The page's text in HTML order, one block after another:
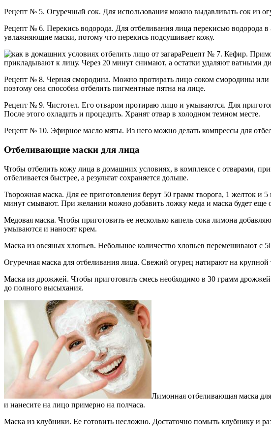
Рецепт № 5. Огуречный сок. Для использования можно выдавливать сок из
Рецепт № 6. Перекись водорода. Для отбеливания лица перекисью водорода
увлажняющие маски, потому что перекись подсушивает кожу.
Рецепт № 7. Кефир.
прикладывают к лицу. Через 20 минут снимают, а остатки удаляют ватными
Рецепт № 8. Черная смородина. Можно протирать лицо соком смородины
поэтому она способна отбелить пигментные пятна на лице.
Рецепт № 9. Чистотел. Его отваром протираю лицо и умываются. Для
После этого охладить и процедить. Хранят отвар в холодном темном месте.
Рецепт № 10. Эфирное масло мяты. Из него можно делать компрессы для
Отбеливающие маски для лица
Чтобы отбелить кожу лица в домашних условиях, в комплексе с отварами,
отбеливается быстрее, а результат сохраняется дольше.
Творожная маска. Для ее приготовления берут 50 грамм творога, 1 желток
минут смывают. При желании можно добавить ложку меда и маска будет еще
Медовая маска. Чтобы приготовить ее несколько капель сока лимона
умываются и наносят крем.
Маска из овсяных хлопьев. Небольшое количество хлопьев перемешивают с
Огуречная маска для отбеливания лица. Свежий огурец натирают на
Маска из дрожжей. Чтобы приготовить смесь необходимо в 30 грамм
до полного высыхания.
Лимонная отбеливающая маска
и нанесите на лицо примерно на полчаса.
Маска из клубники. Ее готовить несложно. Достаточно помыть клубнику и